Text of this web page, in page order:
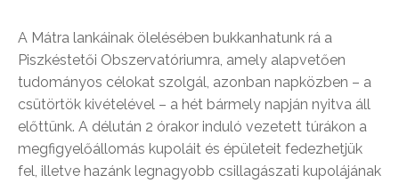
A Mátra lankáinak ölelésében bukkanhatunk rá a
Piszkéstetői Obszervatóriumra, amely alapvetően
tudományos célokat szolgál, azonban napközben – a
csütörtök kivételével – a hét bármely napján nyitva áll
előttünk. A délután 2 órakor induló vezetett túrákon a
megfigyelőállomás kupoláit és épületeit fedezhetjük
fel, illetve hazánk legnagyobb csillagászati kupolájának